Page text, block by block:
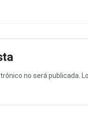
no será publicada.